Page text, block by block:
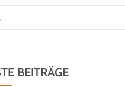
BEITRÄGE